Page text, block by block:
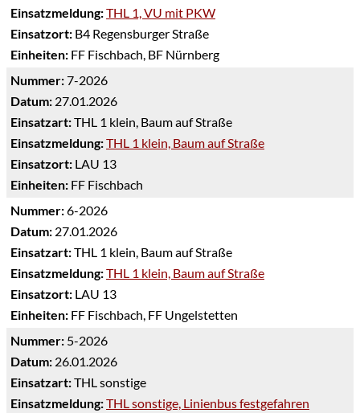
Einsatzmeldung:THL 1, VU mit PKW
Einsatzort: B4 Regensburger Straße
Einheiten: FF Fischbach, BF Nürnberg
Nummer:7-2026
Datum: 27.01.2026
Einsatzart:THL 1 klein, Baum auf Straße
Einsatzmeldung:THL 1 klein, Baum auf Straße
Einsatzort: LAU 13
Einheiten: FF Fischbach
Nummer:6-2026
Datum: 27.01.2026
Einsatzart:THL 1 klein, Baum auf Straße
Einsatzmeldung:THL 1 klein, Baum auf Straße
Einsatzort: LAU 13
Einheiten: FF Fischbach, FF Ungelstetten
Nummer: 5-2026
Datum: 26.01.2026
Einsatzart:THL sonstige
Einsatzmeldung:THL sonstige, Linienbus festgefahren